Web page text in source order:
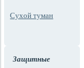
Сухой туман
Защитные